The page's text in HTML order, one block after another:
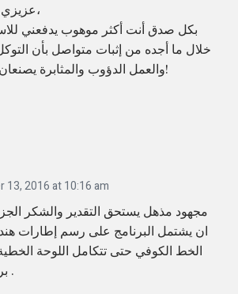
عزيزي أبو مجتبى،
بكل صدق أنت أكثر موهوب يدفعني
خلال ما أجده من إثبات متواصل بأن
والعمل الدؤوب والمثابرة يصنعان الإنجازات!
13, 2016 at 10:16 am
مجهود مذهل يستحق التقدير والشكر
ان يشتمل البرنامج على رسم إطارات
الخط الكوفي حتى تتكامل اللوحة
برنامج واحد .